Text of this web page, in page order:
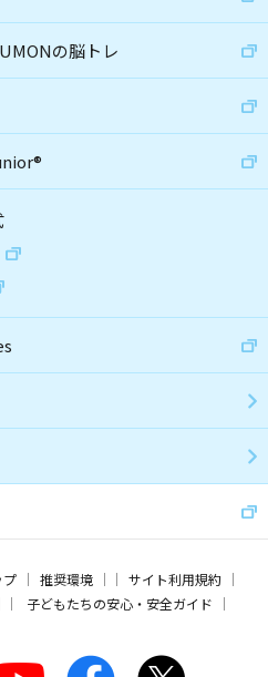
の脳トレ
®
プ 推奨環境
サイト利用規約
子どもたちの安心・安全ガイド